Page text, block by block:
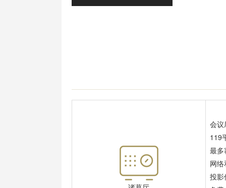
会议
119
最多
网
投影